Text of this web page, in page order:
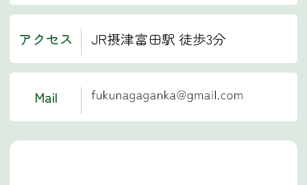
アクセス JR摂津富田駅 徒歩3分
Mail